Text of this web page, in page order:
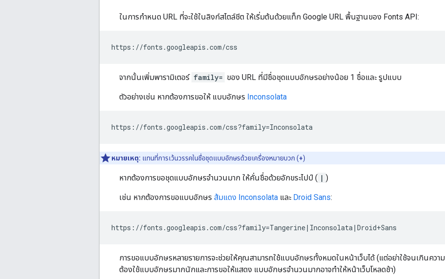
ในการกำหนด URL ที่จะใช้ในลิงก์สไตล์ชีต ให้เริ่มต้นด้วยแท็ก Google URL พื้นฐานของ Fonts API:
จากนั้นเพิ่มพารามิเตอร์ family= ของ URL ที่มีชื่อชุดแบบอักษรอย่างน้อย 1 ชื่อและ รูปแบบ
ตัวอย่างเช่น หากต้องการขอให้ แบบอักษร Inconsolata
หมายเหตุ: แทนที่การเว้นวรรคในชื่อชุดแบบอักษรด้วยเครื่องหมายบวก (+)
หากต้องการขอชุดแบบอักษรจำนวนมาก ให้คั่นชื่อด้วยอักขระไปป์ ( | )
เช่น หากต้องการขอแบบอักษร ส้มแดง Inconsolata และ Droid Sans:
การขอแบบอักษรหลายรายการจะช่วยให้คุณสามารถใช้แบบอักษรทั้งหมดในหน้าเว็บได้ (แต่อย่าใช้จนเกินควา
ต้องใช้แบบอักษรมากนักและการขอให้แสดง แบบอักษรจำนวนมากอาจทำให้หน้าเว็บโหลดช้า)